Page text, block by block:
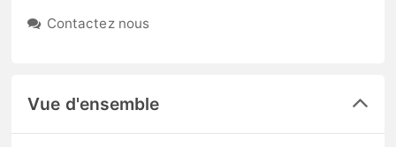
Contactez nous
Vue d'ensemble